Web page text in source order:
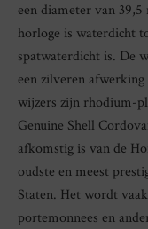
een diameter van
horloge is waterdicht
spatwaterdicht is. De
een zilveren
wijzers zijn rhodium-
Genuine Shell
afkomstig is van de
oudste en meest
Staten. Het wordt
portemonnees en